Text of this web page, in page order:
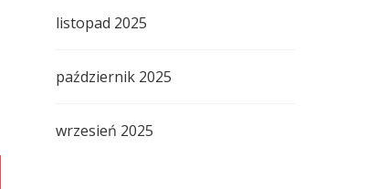
listopad 2025
październik 2025
wrzesień 2025